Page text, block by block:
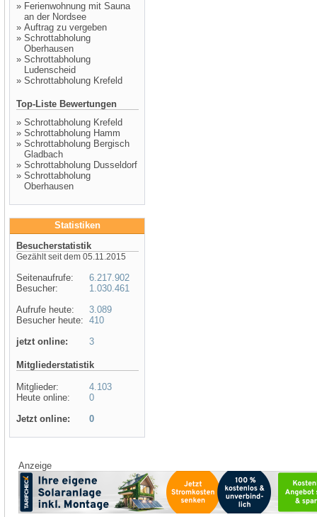
» Ferienwohnung mit Sauna
an der Nordsee
» Auftrag zu vergeben
» Schrottabholung
Oberhausen
» Schrottabholung
Ludenscheid
» Schrottabholung Krefeld
Top-Liste Bewertungen
» Schrottabholung Krefeld
» Schrottabholung Hamm
» Schrottabholung Bergisch
Gladbach
» Schrottabholung Dusseldorf
» Schrottabholung
Oberhausen
Statistiken
Besucherstatistik
Gezählt seit dem 05.11.2015
Seitenaufrufe:
Besucher:
Aufrufe heute:
Besucher heute:
jetzt online:
6.217.902
1.030.461
3.089
410
3
Mitgliederstatistik
Mitglieder:
Heute online:
4.103
0
Jetzt online:
0
Anzeige